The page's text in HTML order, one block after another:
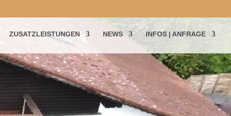
ZUSATZLEISTUNGEN NEWS INFOS | ANFRAGE